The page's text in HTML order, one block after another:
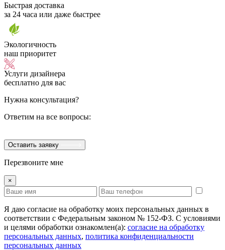
Быстрая доставка
за 24 часа или даже быстрее
Экологичность
наш приоритет
Услуги дизайнера
бесплатно для вас
Нужна консультация?
Ответим на все вопросы:
Оставить заявку
Перезвоните мне
×
Я даю согласие на обработку моих персональных данных в
соответствии с Федеральным законом № 152-ФЗ. С условиями
и целями обработки ознакомлен(а): cогласие на обработку
персональных данных, политика конфиденциальности
персональных данных